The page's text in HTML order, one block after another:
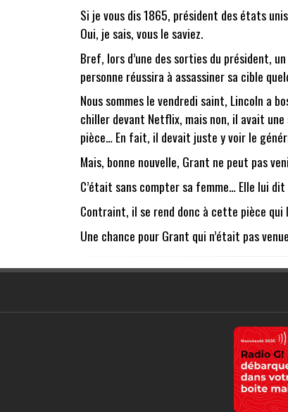
Si je vous dis 1865, président des états
Oui, je sais, vous le saviez.
Bref, lors d’une des sorties du président,
personne réussira à assassiner sa cible
Nous sommes le vendredi saint, Lincoln a
chiller devant Netflix, mais non, il avait une
pièce… En fait, il devait juste y voir le
Mais, bonne nouvelle, Grant ne peut pas
C’était sans compter sa femme… Elle lui
Contraint, il se rend donc à cette pièce qui
Une chance pour Grant qui n’était pas